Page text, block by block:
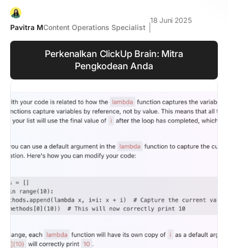
Pavitra MContent Operations Specialist
18 Juni 2025
Perkenalkan ClickUp Brain: Mitra
Pengkodean Anda